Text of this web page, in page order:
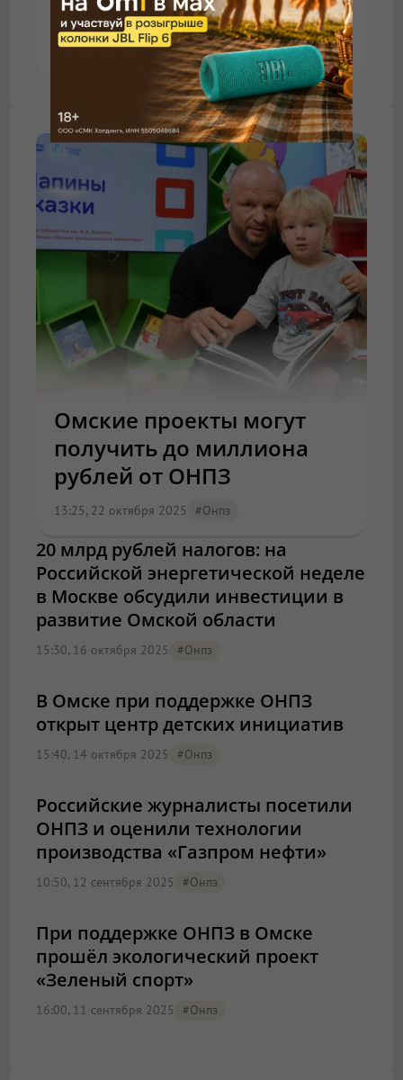
Омские проекты могут
получить до миллиона
рублей от ОНПЗ
13:25, 22 октября 2025 #онпз
20 млрд рублей налогов: на
Российской энергетической неделе
в Москве обсудили инвестиции в
развитие Омской области
15:30, 16 октября 2025 #онпз
В Омске при поддержке ОНПЗ
открыт центр детских инициатив
15:40, 14 октября 2025 #онпз
Российские журналисты посетили
ОНПЗ и оценили технологии
производства «Газпром нефти»
10:50, 12 сентября 2025 #онпз
При поддержке ОНПЗ в Омске
прошёл экологический проект
«Зеленый спорт»
16:00, 11 сентября 2025 #онпз